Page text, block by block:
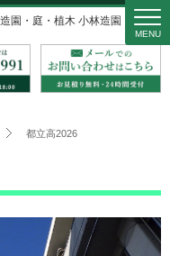
園・庭・植木 小林造園
MENU
都立高2026